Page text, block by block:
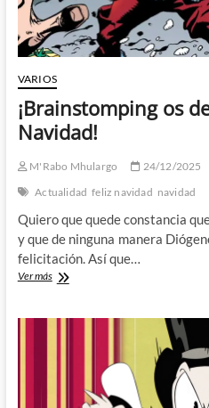
VARIOS
¡Brainstomping os
Navidad!
M'Rabo Mhulargo 24/12/2025
Actualidad feliz navidad navidad
Quiero que quede constancia
y que de ninguna manera
felicitación. Así que…
Ver más¡Brainstomping